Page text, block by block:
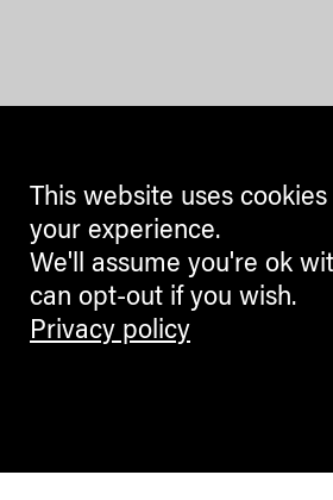
This website uses
your experience.
We'll assume you're ok
can opt-out if you wish.
Privacy policy